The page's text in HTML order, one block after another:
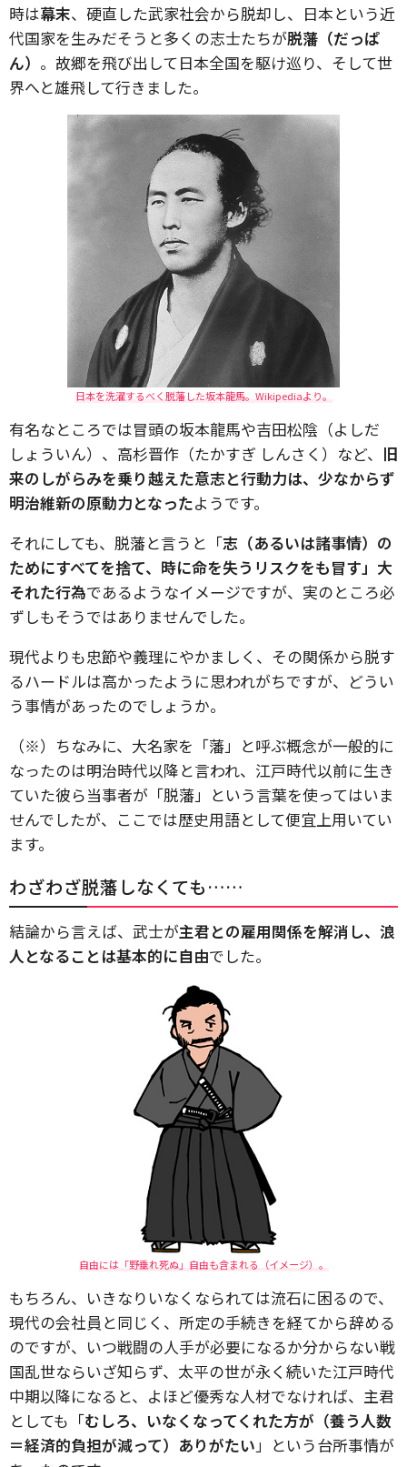
時は幕末、硬直した武家社会から脱却し、日本という近
代国家を生みだそうと多くの志士たちが脱藩（だっぱ
ん） 。故郷を飛び出して日本全国を駆け巡り、そして世
界へと雄飛して行きました。
日本を洗濯するべく脱藩した坂本龍馬。Wikipediaより。
有名なところでは冒頭の坂本龍馬や吉田松陰（よしだ
しょういん）、高杉晋作（たかすぎ しんさく）など、 旧
来のしがらみを乗り越えた意志と行動力は、少なからず
明治維新の原動力となったようです。
それにしても、脱藩と言うと「志（あるいは諸事情）の
ためにすべてを捨て、時に命を失うリスクをも冒す」大
それた行為であるようなイメージですが、実のところ必
ずしもそうではありませんでした。
現代よりも忠節や義理にやかましく、その関係から脱す
るハードルは高かったように思われがちですが、どうい
う事情があったのでしょうか。
（※）ちなみに、大名家を「藩」と呼ぶ概念が一般的に
なったのは明治時代以降と言われ、江戸時代以前に生き
ていた彼ら当事者が「脱藩」という言葉を使ってはいま
せんでしたが、ここでは歴史用語として便宜上用いてい
ます。
わざわざ脱藩しなくても……
結論から言えば、武士が主君との雇用関係を解消し、浪
人となることは基本的に自由でした。
自由には「野垂れ死ぬ」自由も含まれる（イメージ）。
もちろん、いきなりいなくなられては流石に困るので、
現代の会社員と同じく、所定の手続きを経てから辞める
のですが、いつ戦闘の人手が必要になるか分からない戦
国乱世ならいざ知らず、太平の世が永く続いた江戸時代
中期以降になると、よほど優秀な人材でなければ、主君
としても「むしろ、いなくなってくれた方が（養う人数
＝経済的負担が減って）ありがたい」という台所事情が